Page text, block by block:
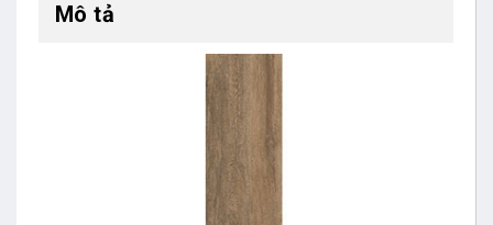
Mô tả